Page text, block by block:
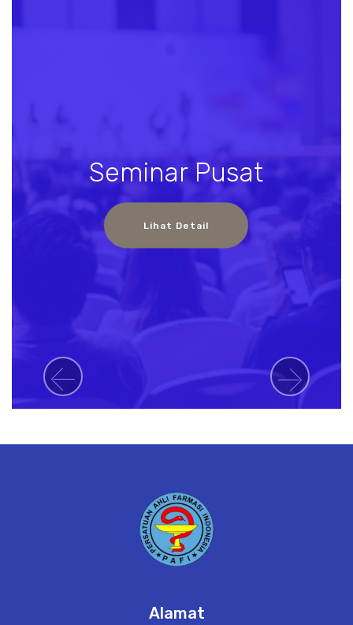
Seminar Pusat
Lihat Detail
Previous Next
Alamat